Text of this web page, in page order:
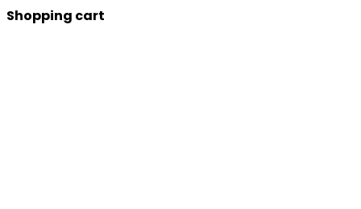
Shopping cart